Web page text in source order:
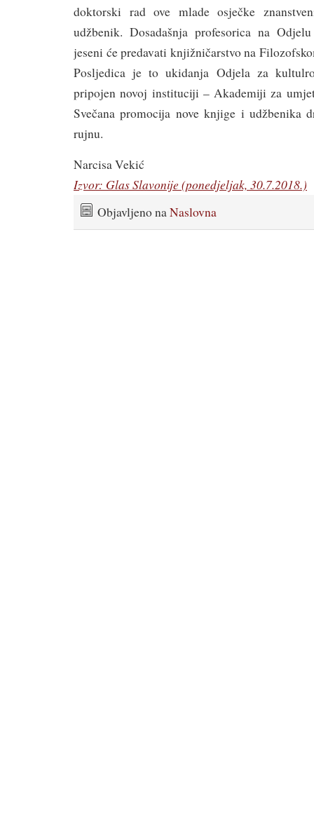
doktorski rad ove mlade osječke
udžbenik. Dosadašnja profesorica na
jeseni će predavati knjižničarstvo na
Posljedica je to ukidanja Odjela za
pripojen novoj instituciji – Akademiji za
Svečana promocija nove knjige i udžbenika
rujnu.
Narcisa Vekić
Izvor: Glas Slavonije (ponedjeljak, 30.7.2018.)
Objavljeno naNaslovna